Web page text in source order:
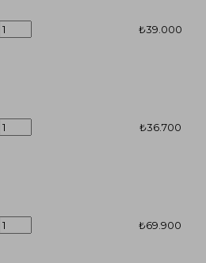
₺39.000
₺36.700
₺69.900